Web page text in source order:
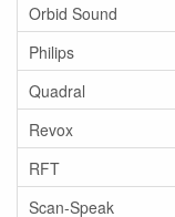
Orbid Sound
Philips
Quadral
Revox
RFT
Scan-Speak